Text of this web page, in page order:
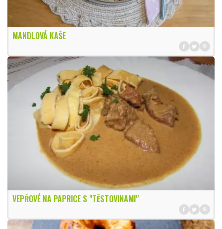
MANDLOVÁ KAŠE
VEPŘOVÉ NA PAPRICE S "TĚSTOVINAMI"